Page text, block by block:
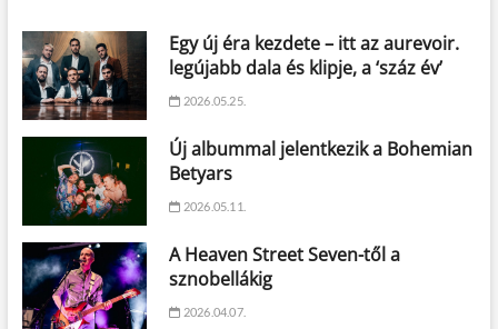
Egy új éra kezdete – itt az aurevoir.
legújabb dala és klipje, a ‘száz év’
2026.05.25.
Új albummal jelentkezik a Bohemian
Betyars
2026.05.11.
A Heaven Street Seven-től a
sznobellákig
2026.04.07.